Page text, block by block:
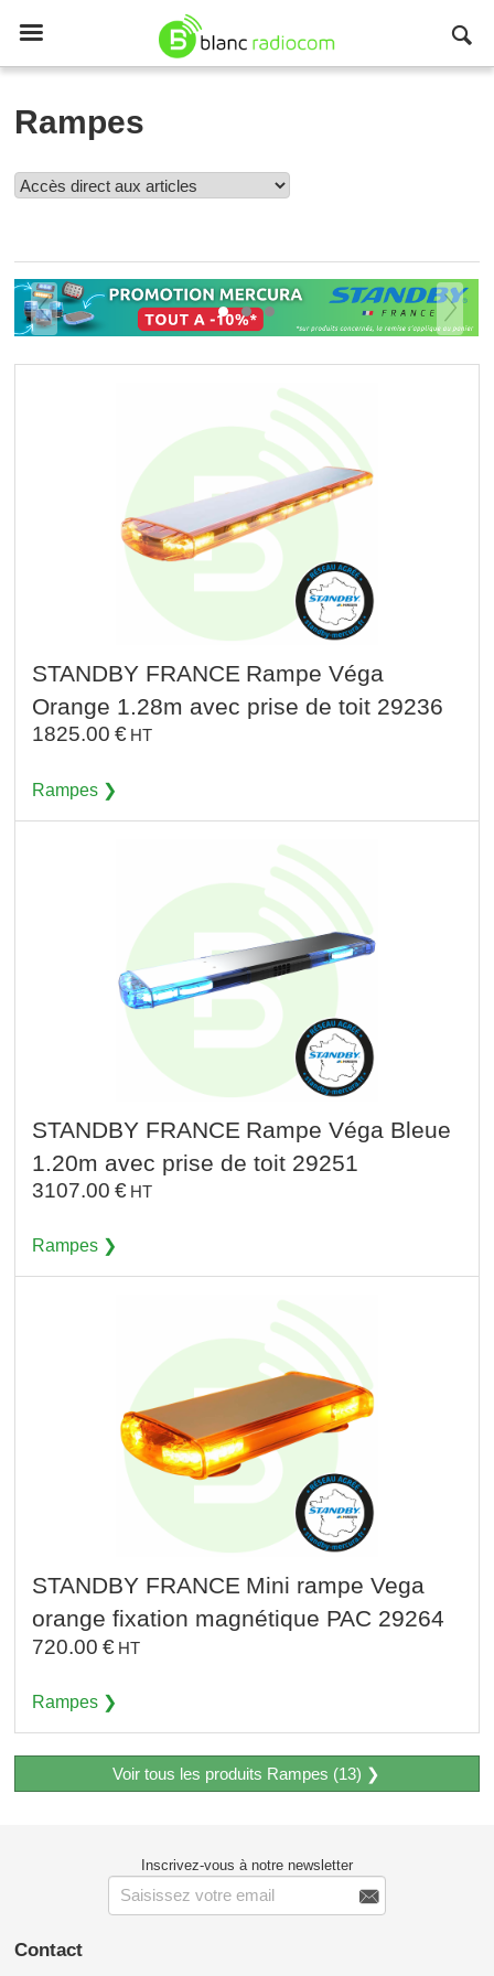

Rampes
 
STANDBY FRANCE Rampe Véga
Orange 1.28m avec prise de toit 29236
1825.00 € HT
Rampes
STANDBY FRANCE Rampe Véga Bleue
1.20m avec prise de toit 29251
3107.00 € HT
Rampes
STANDBY FRANCE Mini rampe Vega
orange fixation magnétique PAC 29264
720.00 € HT
Rampes
Voir tous les produits Rampes (13)
Inscrivez-vous à notre newsletter

Contact